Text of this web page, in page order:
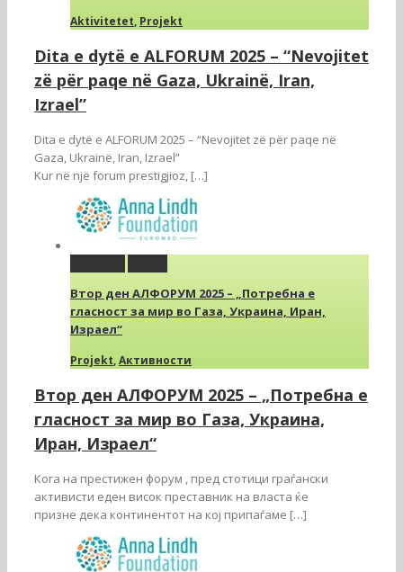
Aktivitetet, Projekt
Dita e dytë e ALFORUM 2025 – “Nevojitet
zë për paqe në Gaza, Ukrainë, Iran,
Izrael”
Dita e dytë e ALFORUM 2025 – “Nevojitet zë për paqe në
Gaza, Ukrainë, Iran, Izrael”
Kur në një forum prestigjioz, […]
Втор ден АЛФОРУМ 2025 – „Потребна е
гласност за мир во Газа, Украина, Иран,
Израел“
Projekt,Активности
Втор ден АЛФОРУМ 2025 – „Потребна е
гласност за мир во Газа, Украина,
Иран, Израел“
Кога на престижен форум , пред стотици граѓански
активисти еден висок преставник на власта ќе
призне дека континентот на кој припаѓаме […]